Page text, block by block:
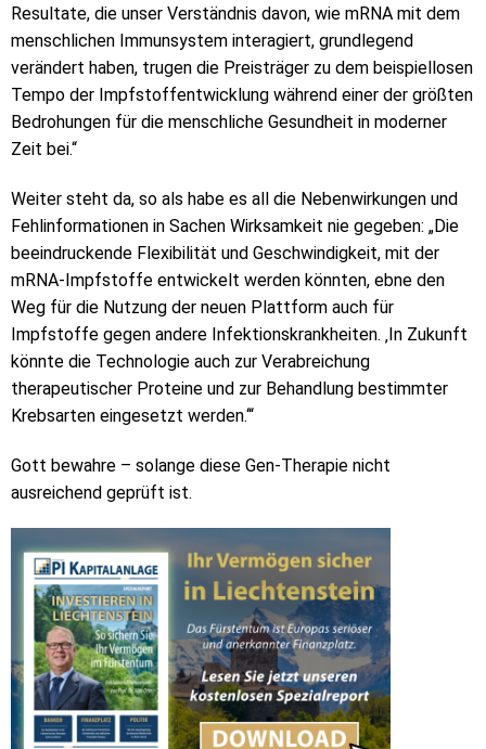
Resultate, die unser Verständnis davon, wie mRNA mit dem
menschlichen Immunsystem interagiert, grundlegend
verändert haben, trugen die Preisträger zu dem beispiellosen
Tempo der Impfstoffentwicklung während einer der größten
Bedrohungen für die menschliche Gesundheit in moderner
Zeit bei.“
Weiter steht da, so als habe es all die Nebenwirkungen und
Fehlinformationen in Sachen Wirksamkeit nie gegeben: „Die
beeindruckende Flexibilität und Geschwindigkeit, mit der
mRNA-Impfstoffe entwickelt werden könnten, ebne den
Weg für die Nutzung der neuen Plattform auch für
Impfstoffe gegen andere Infektionskrankheiten. ‚In Zukunft
könnte die Technologie auch zur Verabreichung
therapeutischer Proteine und zur Behandlung bestimmter
Krebsarten eingesetzt werden.‘“
Gott bewahre – solange diese Gen-Therapie nicht
ausreichend geprüft ist.